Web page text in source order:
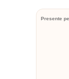
Presente